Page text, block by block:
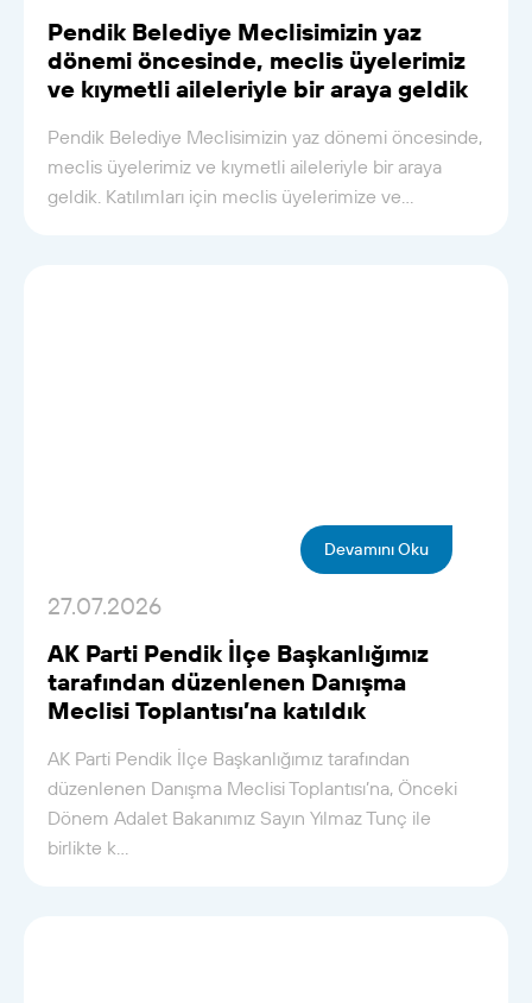
Pendik Belediye Meclisimizin yaz
dönemi öncesinde, meclis üyelerimiz
ve kıymetli aileleriyle bir araya geldik
Pendik Belediye Meclisimizin yaz dönemi öncesinde,
meclis üyelerimiz ve kıymetli aileleriyle bir araya
geldik. Katılımları için meclis üyelerimize ve...
Devamını Oku
27.07.2026
AK Parti Pendik İlçe Başkanlığımız
tarafından düzenlenen Danışma
Meclisi Toplantısı’na katıldık
AK Parti Pendik İlçe Başkanlığımız tarafından
düzenlenen Danışma Meclisi Toplantısı’na, Önceki
Dönem Adalet Bakanımız Sayın Yılmaz Tunç ile
birlikte k...